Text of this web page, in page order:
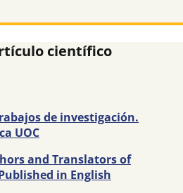
científico
de investigación.
UOC
and Translators of
in English